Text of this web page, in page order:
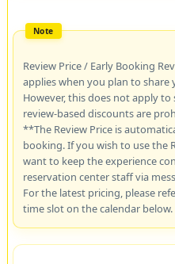
Review Price / Early Booking
applies when you plan to share
However, this does not apply
review-based discounts are
**The Review Price is
booking. If you wish to use the
want to keep the experience
reservation center staff via
For the latest pricing, please
time slot on the calendar below.